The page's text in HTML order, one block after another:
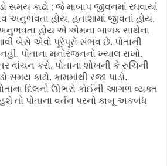
સમય કાઢો : જે માબાપ જીવનમાં રઘવાયાં
અનુભવતા હોય, હતાશામાં જીવતાં હોય,
હોય એ એમના બાળક સાથેના
બેસે એવો પૂરેપૂરો સંભવ છે. પોતાની
પોતાના મનોરંજનનો ખ્યાલ રાખો.
વાંચન કરો. પોતાના શોખની કે રુચિની
સમય કાઢો. કામમાંથી રજા પાડો.
દિલનો ઊભરો કોઈની આગળ વ્યક્ત
તો પોતાના વર્તન પરનો કાબૂ અકબંધ